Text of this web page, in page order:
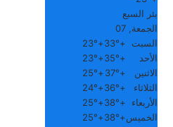
بئر السبع
الجمعة, 07
السبت +
33°
+
23°
الأحد
+
35°
+
23°
الاثنين
+
37°
+
25°
الثلاثاء
+
36°
+
24°
الأربعاء
+
38°
+
25°
الخميس+
38°
+
25°